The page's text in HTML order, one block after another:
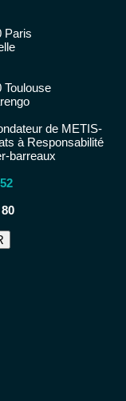
Paris
Toulouse
de METIS-
à Responsabilité
barreaux